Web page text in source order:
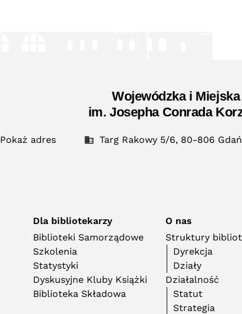
Wojewódzka i
im. Josepha Conrada
Pokaż adres Targ Rakowy 5/6, 80-806
Dla bibliotekarzy
Biblioteki Samorządowe
Szkolenia
Statystyki
Dyskusyjne Kluby Książki
Biblioteka Składowa
O nas
Struktury
Dyrekcja
Działy
Działalność
Statut
Strategia